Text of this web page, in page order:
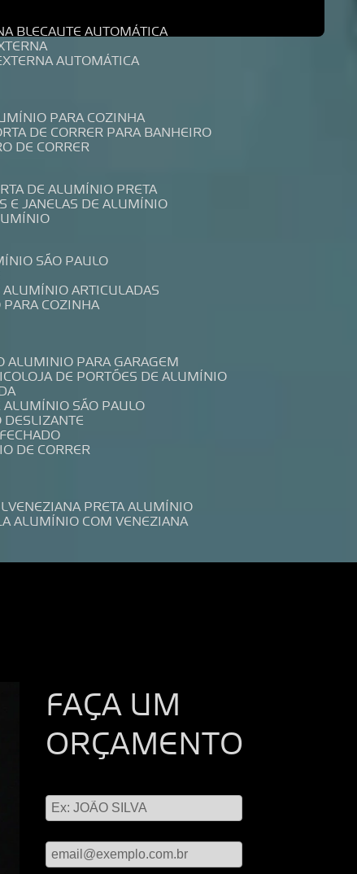
BLECAUTE AUTOMÁTICA
AUTOMÁTICA
PARA COZINHA
DE CORRER PARA BANHEIRO
DE CORRER
DE ALUMÍNIO PRETA
E JANELAS DE ALUMÍNIO
SÃO PAULO
ALUMÍNIO ARTICULADAS
PARA COZINHA
ALUMINIO PARA GARAGEM
LOJA DE PORTÕES DE ALUMÍNIO
ALUMÍNIO SÃO PAULO
DESLIZANTE
DE CORRER
VENEZIANA PRETA ALUMÍNIO
ALUMÍNIO COM VENEZIANA
FAÇA UM
ORÇAMENTO